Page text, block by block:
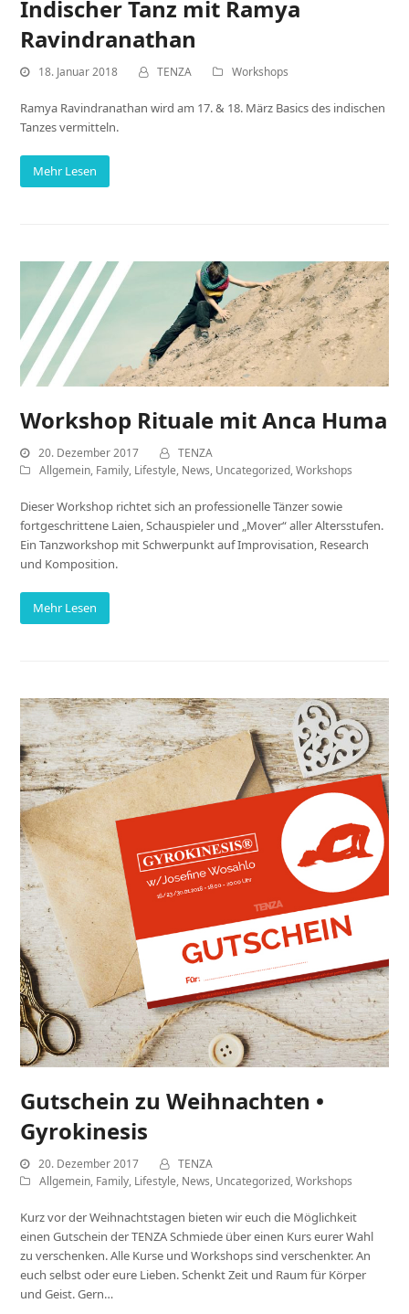
Indischer Tanz mit Ramya
Ravindranathan
18. Januar 2018 TENZA Workshops
Ramya Ravindranathan wird am 17. & 18. März Basics des indischen
Tanzes vermitteln.
Mehr Lesen
Workshop Rituale mit Anca Huma
20. Dezember 2017
TENZA
Allgemein, Family, Lifestyle, News, Uncategorized,Workshops
Dieser Workshop richtet sich an professionelle Tänzer sowie
fortgeschrittene Laien, Schauspieler und „Mover“ aller Altersstufen.
Ein Tanzworkshop mit Schwerpunkt auf Improvisation, Research
und Komposition.
Mehr Lesen
Gutschein zu Weihnachten •
Gyrokinesis
20. Dezember 2017
TENZA
Allgemein, Family, Lifestyle, News, Uncategorized,Workshops
Kurz vor der Weihnachtstagen bieten wir euch die Möglichkeit
einen Gutschein der TENZA Schmiede über einen Kurs eurer Wahl
zu verschenken. Alle Kurse und Workshops sind verschenkter. An
euch selbst oder eure Lieben. Schenkt Zeit und Raum für Körper
und Geist. Gern…